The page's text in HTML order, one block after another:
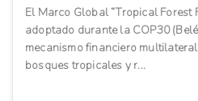
El Marco Global “Tropical Forest
adoptado durante la COP30
mecanismo financiero
bosques tropicales y r...